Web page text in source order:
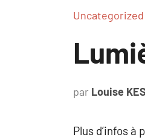
Uncategorized
par Louise
Plus d’infos à